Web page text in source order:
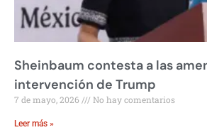
Sheinbaum contesta a las
intervención de Trump
7 de mayo, 2026 No hay comentarios
Leer más »